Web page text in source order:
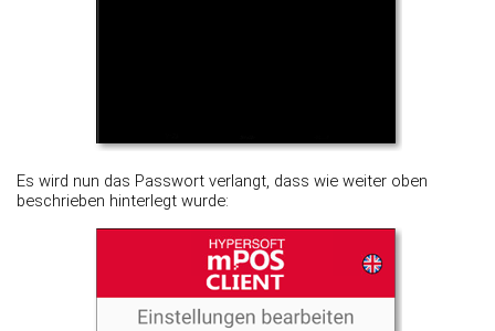
Es wird nun das Passwort verlangt, dass wie weiter oben
beschrieben hinterlegt wurde: